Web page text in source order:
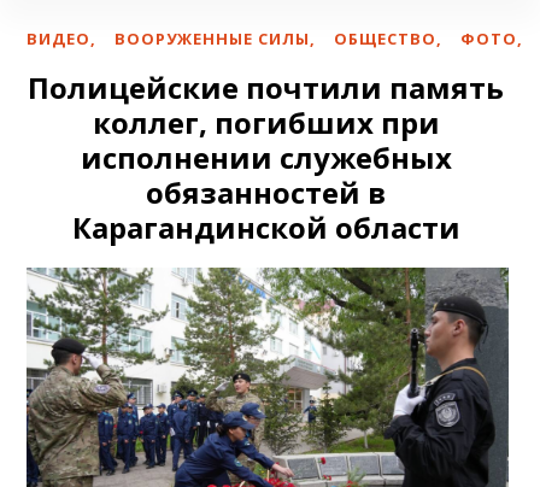
ВИДЕО, ВООРУЖЕННЫЕ СИЛЫ, ОБЩЕСТВО, ФОТО,
Полицейские почтили память
коллег, погибших при
исполнении служебных
обязанностей в
Карагандинской области